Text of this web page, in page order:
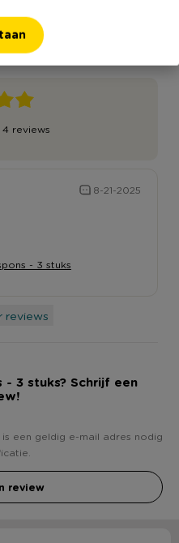
reviews
8-21-2025
- 3 stuks
reviews
- 3 stuks? Schrijf een
een geldig e-mail adres nodig
review